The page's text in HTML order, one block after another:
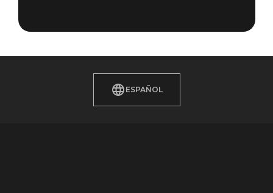
ESPAÑOL